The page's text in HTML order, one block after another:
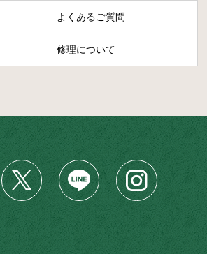
よくあるご質問
修理について